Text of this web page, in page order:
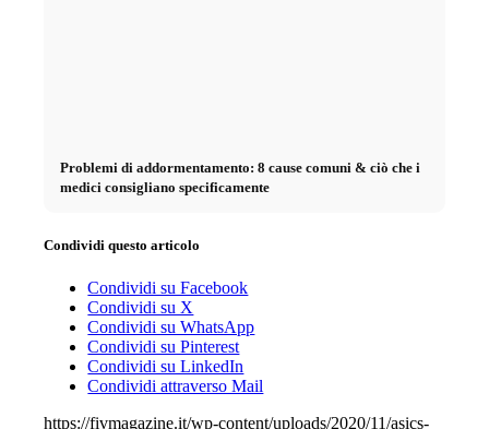
Problemi di addormentamento: 8 cause comuni & ciò che i
medici consigliano specificamente
Condividi questo articolo
Condividi su Facebook
Condividi su X
Condividi su WhatsApp
Condividi su Pinterest
Condividi su LinkedIn
Condividi attraverso Mail
https://fivmagazine.it/wp-content/uploads/2020/11/asics-